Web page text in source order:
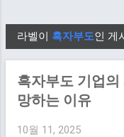
글
라벨이 흑자부도인 게
흑자부도 기업
망하는 이유
10월 11, 2025